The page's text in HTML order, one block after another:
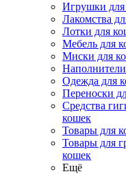
Игрушки
Лакомства
Лотки для
Мебель для
Миски для
Наполнители
Одежда для
Переноски
Средства
кошек
Товары для
Товары для
кошек
Ещё